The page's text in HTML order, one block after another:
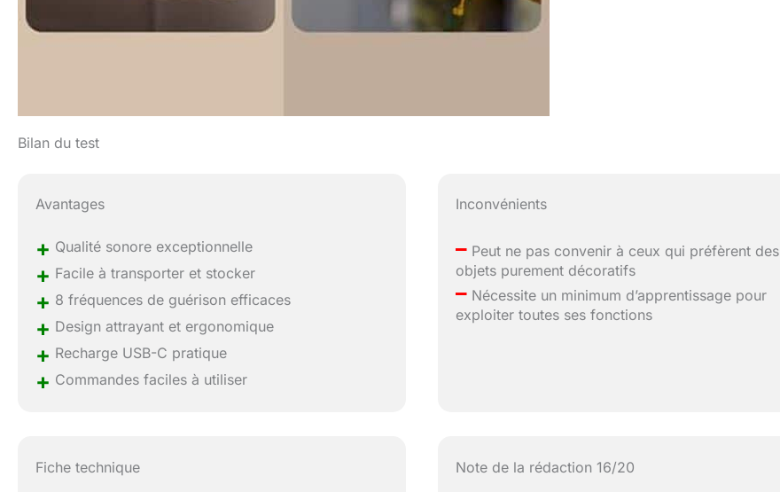
Bilan du test
Avantages
+ Qualité sonore exceptionnelle
+ Facile à transporter et stocker
+ 8 fréquences de guérison efficaces
+ Design attrayant et ergonomique
+ Recharge USB-C pratique
+ Commandes faciles à utiliser
Inconvénients
– Peut ne pas convenir à ceux qui préfèrent des
objets purement décoratifs
– Nécessite un minimum d’apprentissage pour
exploiter toutes ses fonctions
Fiche technique Note de la rédaction 16/20